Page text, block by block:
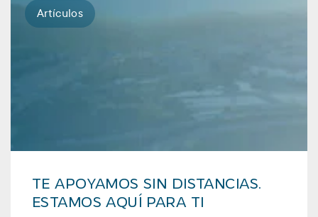
Artículos
TE APOYAMOS SIN DISTANCIAS.
ESTAMOS AQUÍ PARA TI